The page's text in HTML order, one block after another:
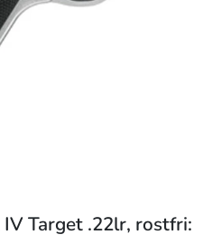
Target .22lr, rostfri: